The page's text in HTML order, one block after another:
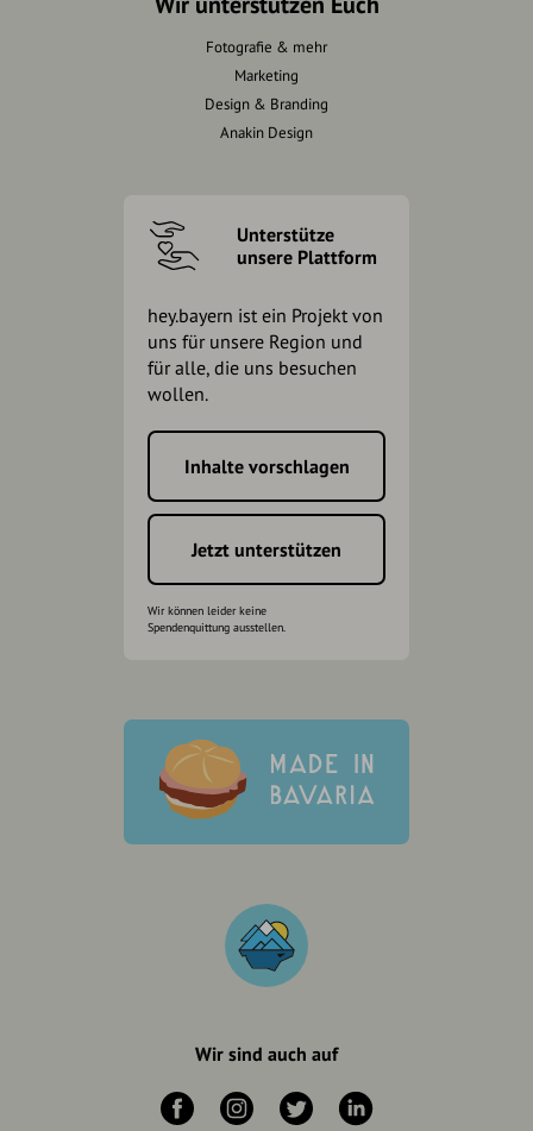
Fotografie & mehr
Marketing
Design & Branding
Anakin Design
Unterstütze
unsere Plattform
hey.bayern ist ein Projekt von
uns für unsere Region und
für alle, die uns besuchen
wollen.
Inhalte vorschlagen
Jetzt unterstützen
Wir können leider keine
Spendenquittung ausstellen.
Wir sind auch auf